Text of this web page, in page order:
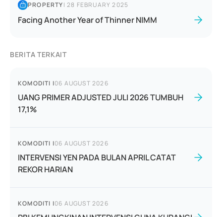
PROPERTY|28 FEBRUARY 2025
Facing Another Year of Thinner NIMM
BERITA TERKAIT
KOMODITI |06 AUGUST 2026
UANG PRIMER ADJUSTED JULI 2026 TUMBUH
17,1%
KOMODITI |06 AUGUST 2026
INTERVENSI YEN PADA BULAN APRIL CATAT
REKOR HARIAN
KOMODITI |06 AUGUST 2026